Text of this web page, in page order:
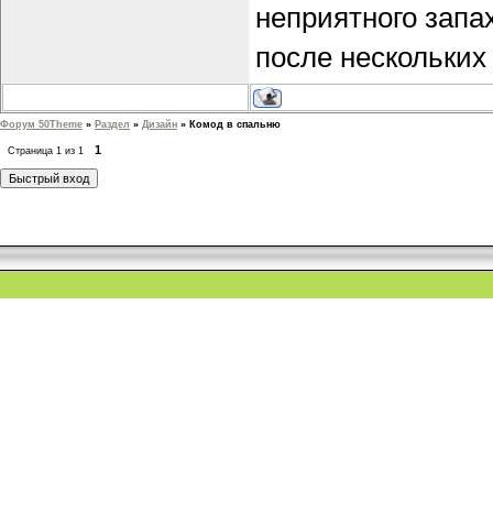
неприятного
после
Форум 50Theme » Раздел » Дизайн » Комод в спальню
Страница 1 из 1 1